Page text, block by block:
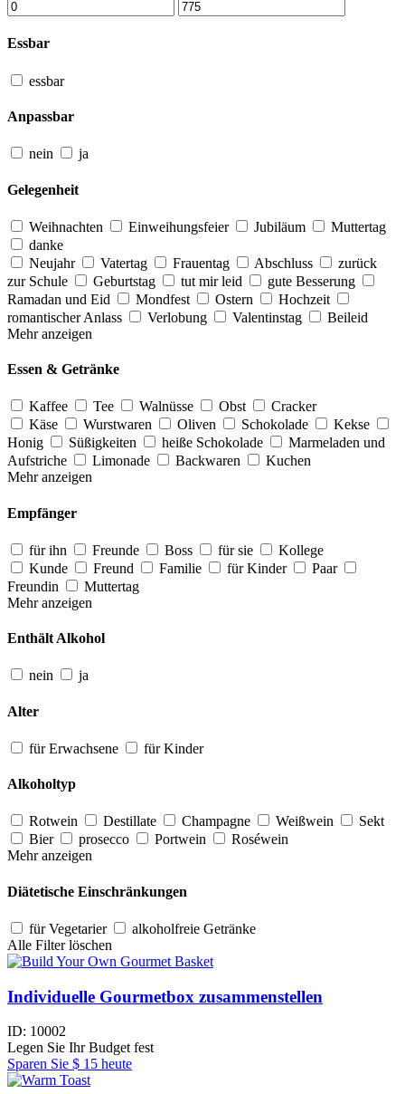
Essbar
essbar
Anpassbar
nein ja
Gelegenheit
Weihnachten Einweihungsfeier Jubiläum
Muttertag
danke
Neujahr
Vatertag Frauentag Abschluss
zurück
zur Schule
Geburtstag tut mir leid
gute Besserung
Ramadan und Eid
Mondfest Ostern
Hochzeit
romantischer Anlass
Verlobung Valentinstag
Beileid
Mehr anzeigen
Essen & Getränke
Kaffee Tee Walnüsse Obst
Cracker
Käse
Wurstwaren Oliven Schokolade
Kekse
Honig
Süßigkeiten heiße Schokolade
Marmeladen und
Aufstriche
Limonade Backwaren
Kuchen
Mehr anzeigen
Empfänger
für ihn Freunde Boss für sie
Kollege
Kunde
Freund Familie für Kinder
Paar
Freundin
Muttertag
Mehr anzeigen
Enthält Alkohol
nein ja
Alter
für Erwachsene für Kinder
Alkoholtyp
Rotwein Destillate Champagne Weißwein
Sekt
Bier
prosecco Portwein
Roséwein
Mehr anzeigen
Diätetische Einschränkungen
für Vegetarier
alkoholfreie Getränke
Alle Filter löschen
Individuelle Gourmetbox zusammenstellen
ID: 10002
Legen Sie Ihr Budget fest
Sparen Sie $ 15 heute